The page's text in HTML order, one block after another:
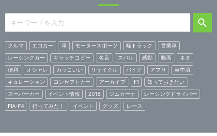
クルマ エコカー 車 モータースポーツ 軽トラック
営業車
レーシングカー
キャッチコピー 名言 スバル 感動 動画
ネタ
便利
オシャレ カッコいい リサイクル バイク アプリ
車中泊
キュレーション
コンセプトカー アーカイブ F1
知っておきたい
スーパーカー
イベント情報 2016 ジムカーナ
レーシングドライバー
FIA-F4
行ってみた！ イベント グッズ レース